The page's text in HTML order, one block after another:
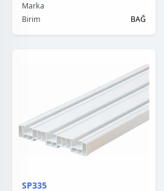
Marka
Birim
BAĞ
SP335